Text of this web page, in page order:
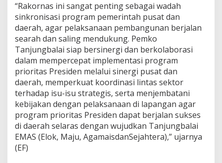
“Rakornas ini sangat penting sebagai wadah
sinkronisasi program pemerintah pusat dan
daerah, agar pelaksanaan pembangunan berjalan
searah dan saling mendukung. Pemko
Tanjungbalai siap bersinergi dan berkolaborasi
dalam mempercepat implementasi program
prioritas Presiden melalui sinergi pusat dan
daerah, memperkuat koordinasi lintas sektor
terhadap isu-isu strategis, serta menjembatani
kebijakan dengan pelaksanaan di lapangan agar
program prioritas Presiden dapat berjalan sukses
di daerah selaras dengan wujudkan Tanjungbalai
EMAS (Elok, Maju, AgamaisdanSejahtera),” ujarnya
(EF)